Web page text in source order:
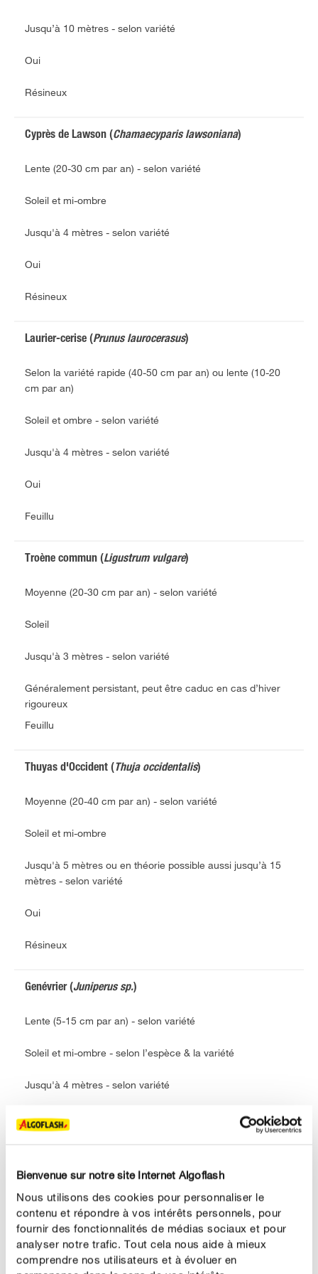
Bienvenue sur notre site Internet Algoflash
Nous utilisons des cookies pour personnaliser le
contenu et répondre à vos intérêts personnels, pour
fournir des fonctionnalités de médias sociaux et pour
analyser notre trafic. Tout cela nous aide à mieux
comprendre nos utilisateurs et à évoluer en
Jusqu’à 10 mètres - selon variété
Oui
Résineux
Cyprès de Lawson (Chamaecyparis lawsoniana)
Lente (20-30 cm par an) - selon variété
Soleil et mi-ombre
Jusqu'à 4 mètres - selon variété
Oui
Résineux
Laurier-cerise (Prunus laurocerasus)
Selon la variété rapide (40-50 cm par an) ou lente (10-20
cm par an)
Soleil et ombre - selon variété
Jusqu'à 4 mètres - selon variété
Oui
Feuillu
Troène commun (Ligustrum vulgare)
Moyenne (20-30 cm par an) - selon variété
Soleil
Jusqu'à 3 mètres - selon variété
Généralement persistant, peut être caduc en cas d’hiver
rigoureux
Feuillu
Thuyas d'Occident (Thuja occidentalis)
Moyenne (20-40 cm par an) - selon variété
Soleil et mi-ombre
Jusqu'à 5 mètres ou en théorie possible aussi jusqu’à 15
mètres - selon variété
Oui
Résineux
Genévrier (Juniperus sp.)
Lente (5-15 cm par an) - selon variété
Soleil et mi-ombre - selon l’espèce & la variété
Jusqu'à 4 mètres - selon variété
Oui
Épine-vinette ( Berberis vulgaris
Lente (15-20 cm par an) - selon variété
Soleil